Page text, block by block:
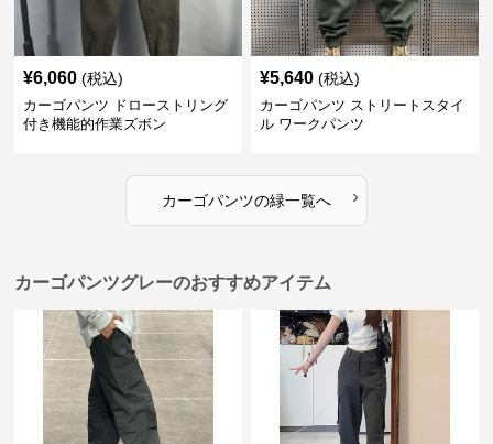
¥6,060 (税込)
カーゴパンツ ドローストリング
付き機能的作業ズボン
¥5,640 (税込)
カーゴパンツ ストリートスタイ
ル ワークパンツ
カーゴパンツの緑一覧へ ›
カーゴパンツグレーのおすすめアイテム